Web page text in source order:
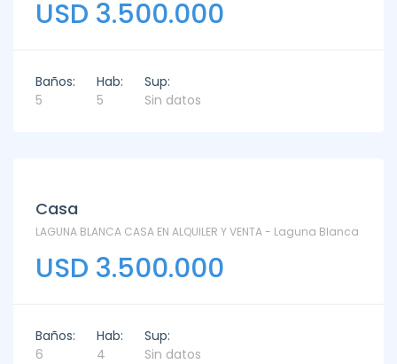
USD 3.500.000
Baños:
5
Hab:
5
Sup:
Sin datos
Casa
LAGUNA BLANCA CASA EN ALQUILER Y VENTA - Laguna Blanca
USD 3.500.000
Baños:
6
Hab:
4
Sup:
Sin datos